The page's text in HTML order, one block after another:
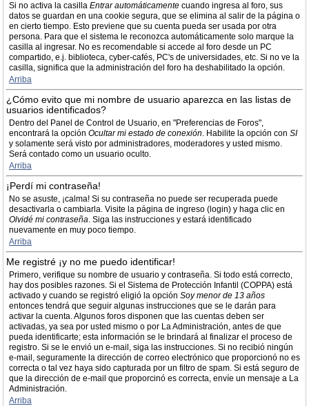
Si no activa la casilla Entrar automáticamente cuando ingresa al foro, sus
datos se guardan en una cookie segura, que se elimina al salir de la página o
en cierto tiempo. Esto previene que su cuenta pueda ser usada por otra
persona. Para que el sistema le reconozca automáticamente solo marque la
casilla al ingresar. No es recomendable si accede al foro desde un PC
compartido, e.j. biblioteca, cyber-cafés, PC's de universidades, etc. Si no ve la
casilla, significa que la administración del foro ha deshabilitado la opción.
Arriba
¿Cómo evito que mi nombre de usuario aparezca en las listas de
usuarios identificados?
Dentro del Panel de Control de Usuario, en "Preferencias de Foros",
encontrará la opción Ocultar mi estado de conexión. Habilite la opción con SI
y solamente será visto por administradores, moderadores y usted mismo.
Será contado como un usuario oculto.
Arriba
¡Perdí mi contraseña!
No se asuste, ¡calma! Si su contraseña no puede ser recuperada puede
desactivarla o cambiarla. Visite la página de ingreso (login) y haga clic en
Olvidé mi contraseña. Siga las instrucciones y estará identificado
nuevamente en muy poco tiempo.
Arriba
Me registré ¡y no me puedo identificar!
Primero, verifique su nombre de usuario y contraseña. Si todo está correcto,
hay dos posibles razones. Si el Sistema de Protección Infantil (COPPA) está
activado y cuando se registró eligió la opción Soy menor de 13 años
entonces tendrá que seguir algunas instrucciones que se le darán para
activar la cuenta. Algunos foros disponen que las cuentas deben ser
activadas, ya sea por usted mismo o por La Administración, antes de que
pueda identificarte; esta información se le brindará al finalizar el proceso de
registro. Si se le envió un e-mail, siga las instrucciones. Si no recibió ningún
e-mail, seguramente la dirección de correo electrónico que proporcionó no es
correcta o tal vez haya sido capturada por un filtro de spam. Si está seguro de
que la dirección de e-mail que proporcinó es correcta, envíe un mensaje a La
Administración.
Arriba